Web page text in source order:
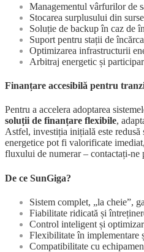
Managementul vârfurilor de
Stocarea surplusului din
Soluție de backup în caz de
Suport pentru stații de
Optimizarea infrastructurii
Arbitraj energetic și
Finanțare accesibilă pentru
Pentru a accelera adoptarea
soluții de finanțare flexibile,
Astfel, investiția inițială este
energetice pot fi valorificate
fluxului de numerar – contactați-ne
De ce SunGiga?
Sistem complet, „la cheie”,
Fiabilitate ridicată și
Control inteligent și
Flexibilitate în implementare
Compatibilitate cu